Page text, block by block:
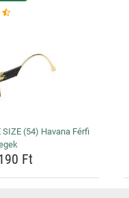
SIZE (54) Havana Férfi
Ft